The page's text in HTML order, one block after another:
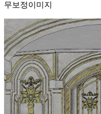
무보정이미지